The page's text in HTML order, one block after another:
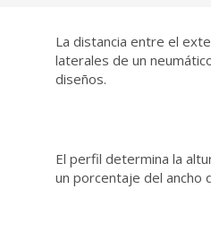
La distancia entre el
laterales de un
diseños.
El perfil determina la
un porcentaje del ancho